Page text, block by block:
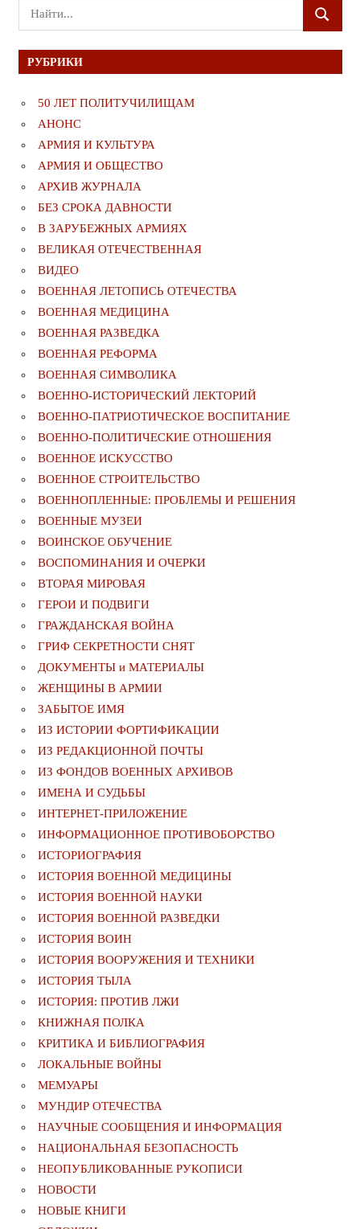
Поиск
для:
ПОИСК
РУБРИКИ
50 ЛЕТ ПОЛИТУЧИЛИЩАМ
АНОНС
АРМИЯ И КУЛЬТУРА
АРМИЯ И ОБЩЕСТВО
АРХИВ ЖУРНАЛА
БЕЗ СРОКА ДАВНОСТИ
В ЗАРУБЕЖНЫХ АРМИЯХ
ВЕЛИКАЯ ОТЕЧЕСТВЕННАЯ
ВИДЕО
ВОЕННАЯ ЛЕТОПИСЬ ОТЕЧЕСТВА
ВОЕННАЯ МЕДИЦИНА
ВОЕННАЯ РАЗВЕДКА
ВОЕННАЯ РЕФОРМА
ВОЕННАЯ СИМВОЛИКА
ВОЕННО-ИСТОРИЧЕСКИЙ ЛЕКТОРИЙ
ВОЕННО-ПАТРИОТИЧЕСКОЕ ВОСПИТАНИЕ
ВОЕННО-ПОЛИТИЧЕСКИE ОТНОШЕНИЯ
ВОЕННОЕ ИСКУССТВО
ВОЕННОЕ СТРОИТЕЛЬСТВО
ВОЕННОПЛЕННЫЕ: ПРОБЛЕМЫ И РЕШЕНИЯ
ВОЕННЫЕ МУЗЕИ
ВОИНСКОЕ ОБУЧЕНИЕ
ВОСПОМИНАНИЯ И ОЧЕРКИ
ВТОРАЯ МИРОВАЯ
ГЕРОИ И ПОДВИГИ
ГРАЖДАНСКАЯ ВОЙНА
ГРИФ СЕКРЕТНОСТИ СНЯТ
ДОКУМЕНТЫ и МАТЕРИАЛЫ
ЖЕНЩИНЫ В АРМИИ
ЗАБЫТОЕ ИМЯ
ИЗ ИСТОРИИ ФОРТИФИКАЦИИ
ИЗ РЕДАКЦИОННОЙ ПОЧТЫ
ИЗ ФОНДОВ ВОЕННЫХ АРХИВОВ
ИМЕНА И СУДЬБЫ
ИНТЕРНЕТ-ПРИЛОЖЕНИЕ
ИНФОРМАЦИОННОЕ ПРОТИВОБОРСТВО
ИСТОРИОГРАФИЯ
ИСТОРИЯ ВОЕННОЙ МЕДИЦИНЫ
ИСТОРИЯ ВОЕННОЙ НАУКИ
ИСТОРИЯ ВОЕННОЙ РАЗВЕДКИ
ИСТОРИЯ ВОИН
ИСТОРИЯ ВООРУЖЕНИЯ И ТЕХНИКИ
ИСТОРИЯ ТЫЛА
ИСТОРИЯ: ПРОТИВ ЛЖИ
КНИЖНАЯ ПОЛКА
КРИТИКА И БИБЛИОГРАФИЯ
ЛОКАЛЬНЫЕ ВОЙНЫ
МЕМУАРЫ
МУНДИР ОТЕЧЕСТВА
НАУЧНЫЕ СООБЩЕНИЯ И ИНФОРМАЦИЯ
НАЦИОНАЛЬНАЯ БЕЗОПАСНОСТЬ
НЕОПУБЛИКОВАННЫЕ РУКОПИСИ
НОВОСТИ
НОВЫЕ КНИГИ